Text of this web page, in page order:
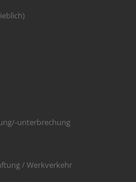
unterbrechung
/ Werkverkehr